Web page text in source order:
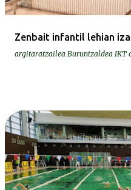
Zenbait infantil lehian
argitaratzailea Buruntzaldea IKT